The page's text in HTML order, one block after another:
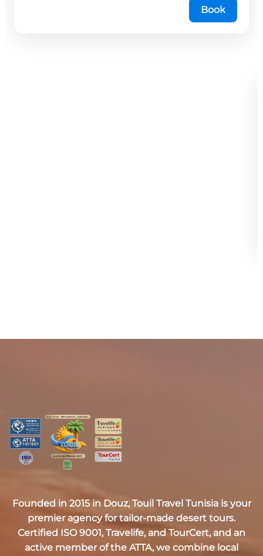
Book
Founded in 2015 in Douz, Touil Travel Tunisiais your
premier agency for tailor-made desert tours.
Certified ISO 9001, Travelife, and TourCert, and an
active member of the ATTA, we combine local